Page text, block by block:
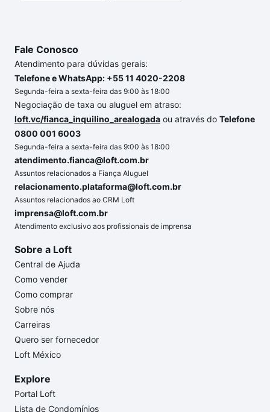
Fale Conosco
Atendimento para dúvidas gerais:
Telefone e WhatsApp: +55 11 4020-2208
Segunda-feira a sexta-feira das 9:00 às 18:00
Negociação de taxa ou aluguel em atraso:
loft.vc/fianca_inquilino_arealogada ou através do Telefone
0800 001 6003
Segunda-feira a sexta-feira das 9:00 às 18:00
atendimento.fianca@loft.com.br
Assuntos relacionados a Fiança Aluguel
relacionamento.plataforma@loft.com.br
Assuntos relacionados ao CRM Loft
imprensa@loft.com.br
Atendimento exclusivo aos profissionais de imprensa
Sobre a Loft
Central de Ajuda
Como vender
Como comprar
Sobre nós
Carreiras
Quero ser fornecedor
Loft México
Explore
Portal Loft
Lista de Condomínios